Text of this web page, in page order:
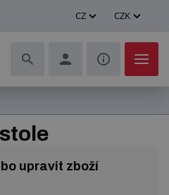
CZ CZK
upravit zboží